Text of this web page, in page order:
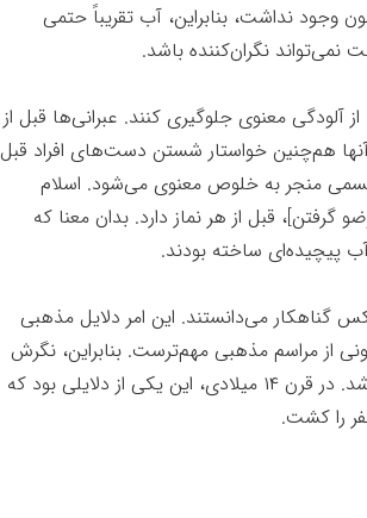
نداشت، بنابراین، آب تقریباً حتمی
نگران‌کننده باشد.
آلودگی معنوی جلوگیری کنند. عبرانی‌ها قبل از
هم‌چنین خواستار شستن دست‌های افراد قبل
منجر به خلوص معنوی می‌شود. اسلام
قبل از هر نماز دارد. بدان معنا که
پیچیده‌ای ساخته بودند.
می‌دانستند. این امر دلایل مذهبی
از مراسم مذهبی مهم‌ترست. بنابراین، نگرش
اروپاییان به بهداشت، به عبارت ملایم، ترجیح داده شد. در قرن ۱۴ میلادی، این یکی از دلایلی بود که
را کشت.